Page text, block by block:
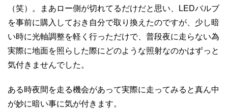
（笑）。まあロー側が切れてるだけだと思い、LEDバルブ
を事前に購入しておき自分で取り換えたのですが、少し暗
い時に光軸調整を軽く行っただけで、普段夜に走らない為
実際に地面を照らした際にどのような照射なのかはずっと
気付きませんでした。
ある時夜間を走る機会があって実際に走ってみると真ん中
が妙に暗い事に気が付きます。